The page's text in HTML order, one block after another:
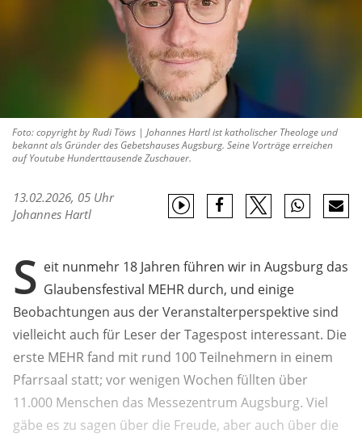
Foto: copyright by Rudi Töws | Johannes Hartl ist katholischer Theologe und
bekannt als Gründer des Gebetshauses Augsburg. Seine Vorträge erreichen
auf Youtube Hunderttausende Zuschauer.
13.02.2026, 05 Uhr
Johannes Hartl
S eit nunmehr 18 Jahren führen wir in Augsburg das
Glaubensfestival MEHR durch, und einige
Beobachtungen aus der Veranstalterperspektive sind
vielleicht auch für Leser der Tagespost interessant. Die
erste MEHR fand mit rund 100 Teilnehmern in einem
Pfarrsaal statt; vor wenigen Wochen füllten über
11.000 Menschen das Messezentrum Augsburg. Viel
gäbe es zu sagen über die Freude, aber auch über die